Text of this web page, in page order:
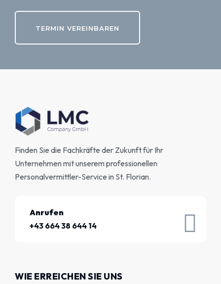
TERMIN VEREINBAREN
Finden Sie die Fachkräfte der Zukunft für Ihr
Unternehmen mit unserem professionellen
Personalvermittler-Service in St. Florian.
Anrufen
+43 664 38 644 14
WIE ERREICHEN SIE UNS